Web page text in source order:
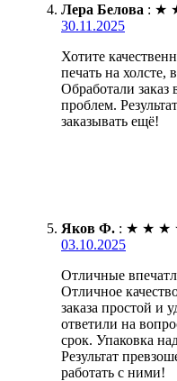
Лера Белова : ★
30.11.2025
Хотите
печать на холсте,
Обработали заказ
проблем.
заказывать ещё!
Яков Ф. : ★ ★ ★
03.10.2025
Отличные
Отличное
заказа простой и
ответили на
срок. Упаковка
Результат
работать с ними!